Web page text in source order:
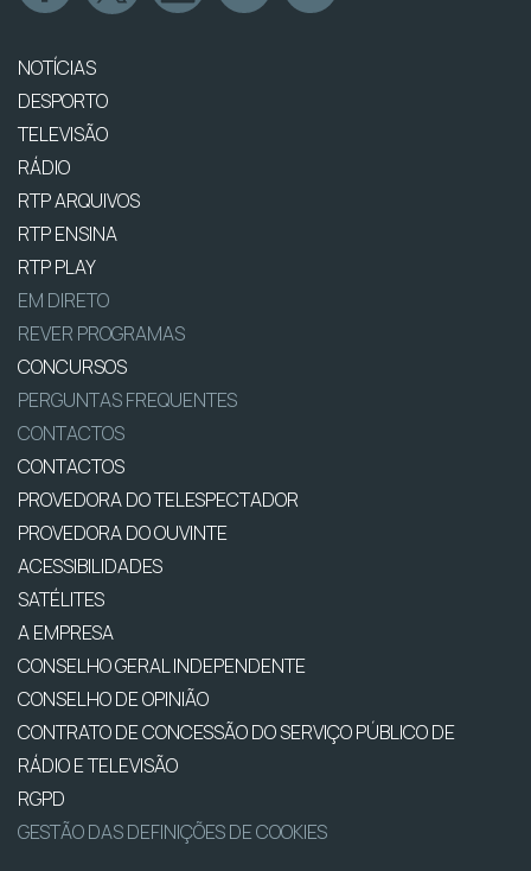
NOTÍCIAS
DESPORTO
TELEVISÃO
RÁDIO
RTP ARQUIVOS
RTP ENSINA
RTP PLAY
EM DIRETO
REVER PROGRAMAS
CONCURSOS
PERGUNTAS FREQUENTES
CONTACTOS
CONTACTOS
PROVEDORA DO TELESPECTADOR
PROVEDORA DO OUVINTE
ACESSIBILIDADES
SATÉLITES
A EMPRESA
CONSELHO GERAL INDEPENDENTE
CONSELHO DE OPINIÃO
CONTRATO DE CONCESSÃO DO SERVIÇO PÚBLICO DE
RÁDIO E TELEVISÃO
RGPD
GESTÃO DAS DEFINIÇÕES DE COOKIES